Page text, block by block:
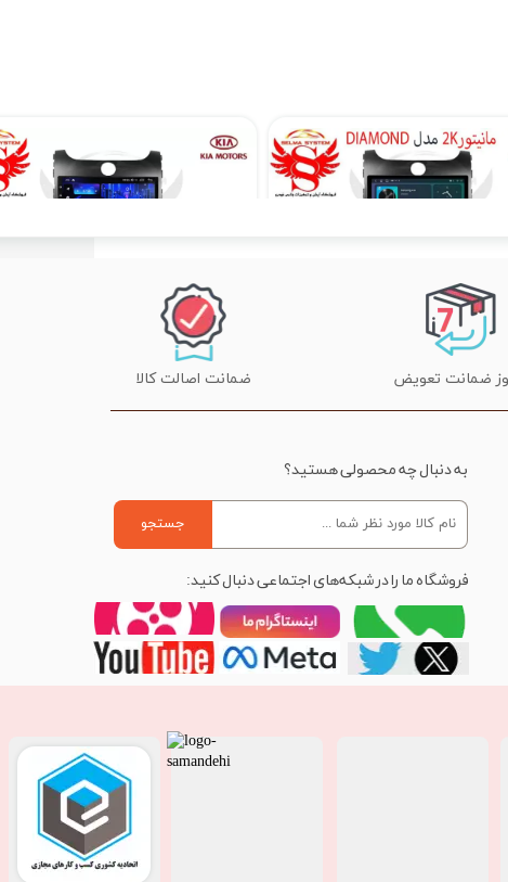
۱۹,۳۹۰,۰۰۰ تومان
مانیتور اندروید کیا سراتو سایپا برند دیاموند 4 به 64 مدل سیمکارتخور سایز 10.36 اینچ
۴۵,۹۰۰,۰۰۰ تومان
ضمانت اصالت کالا
به دنبال چه محصولی هستید؟
جستجو
فروشگاه ما را در شبکه‌های اجتماعی دنبال کنید: